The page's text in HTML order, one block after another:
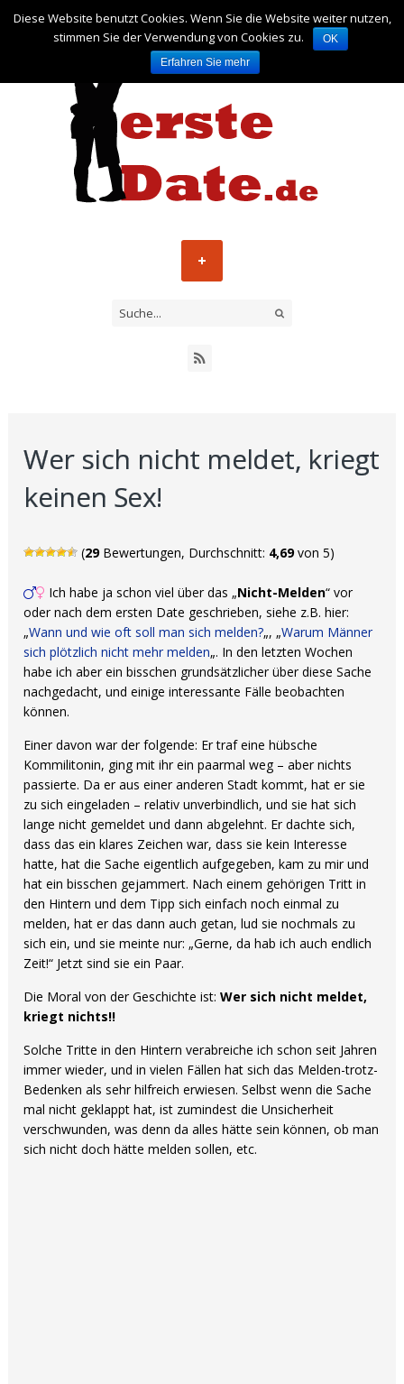
Wer sich nicht meldet, kriegt
keinen Sex!
(29Bewertungen, Durchschnitt: 4,69von 5)
Ich habe ja schon viel über das „Nicht-Melden“ vor
oder nach dem ersten Date geschrieben, siehe z.B. hier:
„Wann und wie oft soll man sich melden?„, „Warum Männer
sich plötzlich nicht mehr melden„. In den letzten Wochen
habe ich aber ein bisschen grundsätzlicher über diese Sache
nachgedacht, und einige interessante Fälle beobachten
können.
Einer davon war der folgende: Er traf eine hübsche
Kommilitonin, ging mit ihr ein paarmal weg – aber nichts
passierte. Da er aus einer anderen Stadt kommt, hat er sie
zu sich eingeladen – relativ unverbindlich, und sie hat sich
lange nicht gemeldet und dann abgelehnt. Er dachte sich,
dass das ein klares Zeichen war, dass sie kein Interesse
hatte, hat die Sache eigentlich aufgegeben, kam zu mir und
hat ein bisschen gejammert. Nach einem gehörigen Tritt in
den Hintern und dem Tipp sich einfach noch einmal zu
melden, hat er das dann auch getan, lud sie nochmals zu
sich ein, und sie meinte nur: „Gerne, da hab ich auch endlich
Zeit!“ Jetzt sind sie ein Paar.
Die Moral von der Geschichte ist:Wer sich nicht meldet,
kriegt nichts!!
Solche Tritte in den Hintern verabreiche ich schon seit Jahren
immer wieder, und in vielen Fällen hat sich das Melden-trotz-
Bedenken als sehr hilfreich erwiesen. Selbst wenn die Sache
mal nicht geklappt hat, ist zumindest die Unsicherheit
verschwunden, was denn da alles hätte sein können, ob man
sich nicht doch hätte melden sollen, etc.
Diese Website benutzt Cookies. Wenn Sie die Website weiter nutzen,
stimmen Sie der Verwendung von Cookies zu.
OK
Erfahren Sie mehr